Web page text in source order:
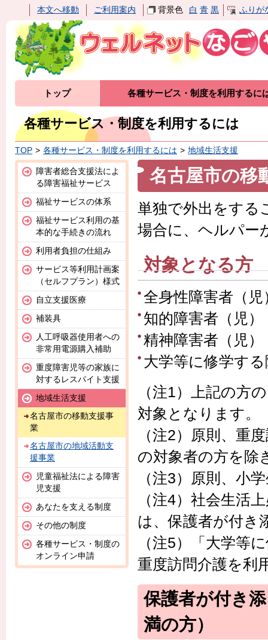
本文へ移動 ご利用案内 背景色 白 青 黒 ふりが
トップ 各種サービス・制度を利用するに
各種サービス・制度を利用するには
TOP 各種サービス・制度を利用するには 地域生活支援
名古屋市の移
単独で外出をする
場合に、ヘルパー
対象となる方
全身性障害者（児
知的障害者（児）
精神障害者（児）
大学等に修学す
（注1）上記の方
対象となります。
（注2）原則、重
の対象者の方を除
（注3）原則、小
（注4）社会生活
は、保護者が付き
（注5）「大学等
重度訪問介護を利
保護者が付き
満の方）
障害者総合支援法によ
る障害福祉サービス
福祉サービスの体系
福祉サービス利用の基
本的な手続きの流れ
利用者負担の仕組み
サービス等利用計画案
（セルフプラン）様式
自立支援医療
補装具
人工呼吸器使用者への
非常用電源購入補助
重度障害児等の家族に
対するレスパイト支援
地域生活支援
名古屋市の移動支援事
業
名古屋市の地域活動支
援事業
児童福祉法による障害
児支援
あなたを支える制度
その他の制度
各種サービス・制度の
オンライン申請